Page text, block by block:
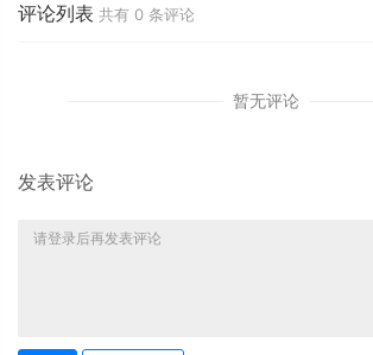
评论列表 共有 0 条评论
暂无评论
发表评论